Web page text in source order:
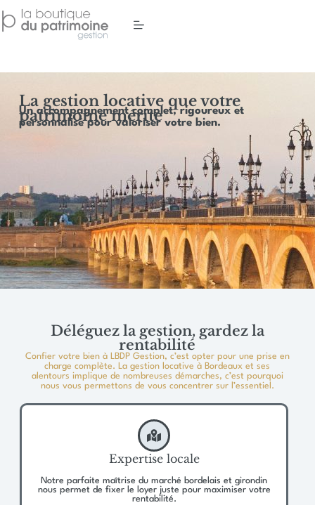
La gestion locative que votre
patrimoine mérite
Un accompagnement complet, rigoureux et
personnalisé pour valoriser votre bien.
Déléguez la gestion, gardez la
rentabilité
Confier votre bien à LBDP Gestion, c’est opter pour une prise en
charge complète. La gestion locative à Bordeaux et ses
alentours implique de nombreuses démarches, c’est pourquoi
nous vous permettons de vous concentrer sur l’essentiel.
Expertise locale
Notre parfaite maîtrise du marché bordelais et girondin
nous permet de fixer le loyer juste pour maximiser votre
rentabilité.